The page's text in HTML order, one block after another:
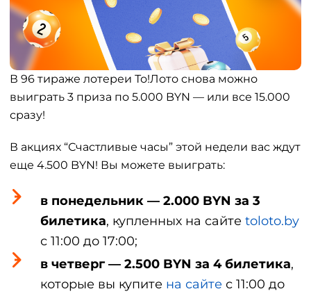
В 96 тираже лотереи То!Лото снова можно
выиграть 3 приза по 5.000 BYN — или все 15.000
сразу!
В акциях “Счастливые часы” этой недели вас ждут
еще 4.500 BYN! Вы можете выиграть:
в понедельник — 2.000 BYN за 3
билетика, купленных на сайте toloto.by
с 11:00 до 17:00;
в четверг — 2.500 BYN за 4 билетика,
которые вы купите на сайте с 11:00 до